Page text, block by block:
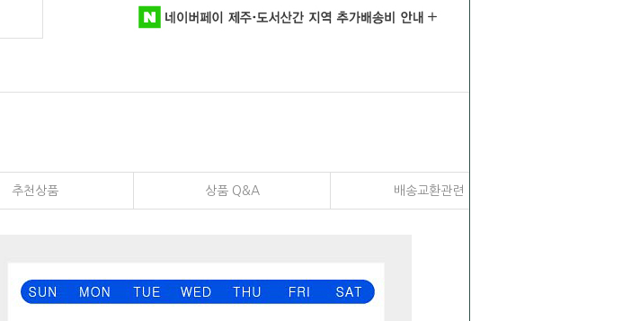
추천상품 상품 Q&A 배송교환관련